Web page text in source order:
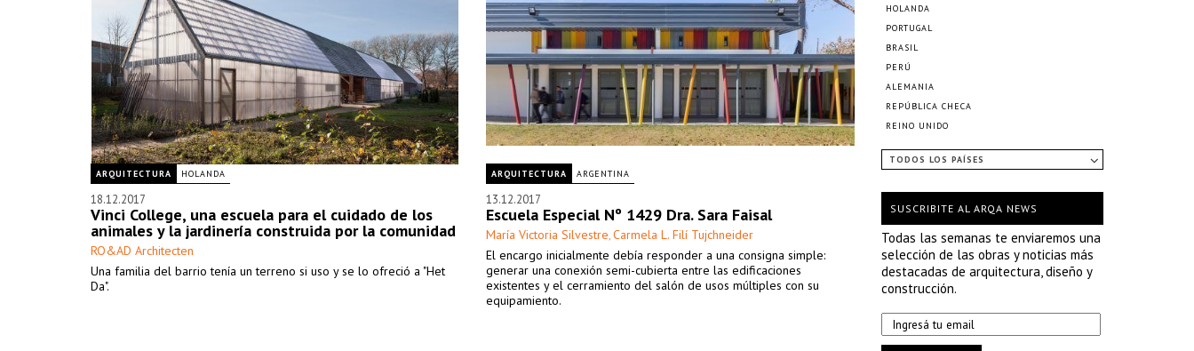
ARQUITECTURA HOLANDA
18.12.2017
Vinci College, una escuela para el cuidado de los
animales y la jardinería construida por la comunidad
RO&AD Architecten
Una familia del barrio tenía un terreno si uso y se lo ofreció a "Het
Da".
ARQUITECTURA ARGENTINA
13.12.2017
Escuela Especial Nº 1429 Dra. Sara Faisal
María Victoria Silvestre, Carmela L. Filí Tujchneider
El encargo inicialmente debía responder a una consigna simple:
generar una conexión semi-cubierta entre las edificaciones
existentes y el cerramiento del salón de usos múltiples con su
equipamiento.
HOLANDA
PORTUGAL
BRASIL
PERÚ
ALEMANIA
REPÚBLICA CHECA
REINO UNIDO
TODOS LOS PAÍSES
SUSCRIBITE AL ARQA NEWS
Todas las semanas te enviaremos una
selección de las obras y noticias más
destacadas de arquitectura, diseño y
construcción.